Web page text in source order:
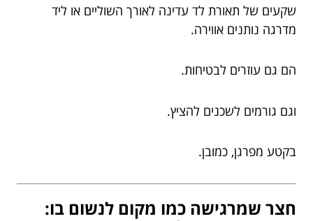
שקעים של תאורת לד עדינה לאורך השוליים או ליד
מדרגה נותנים אווירה.
הם גם עוזרים לבטיחות.
וגם גורמים לשכנים להציץ.
בקטע מפרגן, כמובן.
חצר שמרגישה כמו מקום לנשום בו: